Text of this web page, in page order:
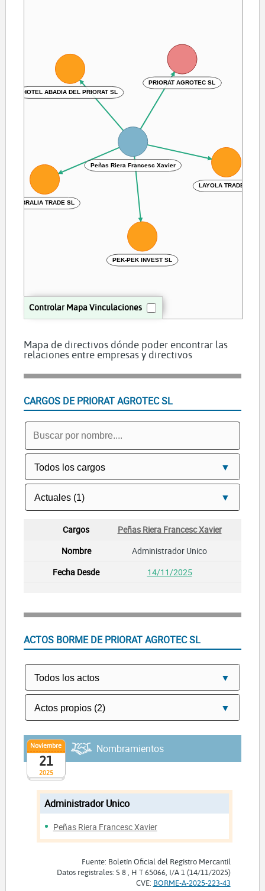
Controlar Mapa Vinculaciones
PRIORAT AGROTEC SL
Peñas Riera Francesc Xavier
HOTEL ABADIA DEL PRIORAT SL
PEK-PEK INVEST SL
KIBRALIA TRADE SL
LAYOLA TRADE SL
Mapa de directivos dónde poder encontrar las
relaciones entre empresas y directivos
CARGOS DE PRIORAT AGROTEC SL
Peñas Riera Francesc Xavier
Administrador Unico
14/11/2025
ACTOS BORME DE PRIORAT AGROTEC SL
2025
Noviembre
21
Nombramientos
Administrador Unico
Peñas Riera Francesc Xavier
Fuente: Boletín Oficial del Registro Mercantil
Datos registrales: S 8 , H T 65066, I/A 1 (14/11/2025)
CVE: BORME-A-2025-223-43